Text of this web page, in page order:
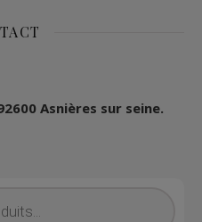
Asnières sur seine.